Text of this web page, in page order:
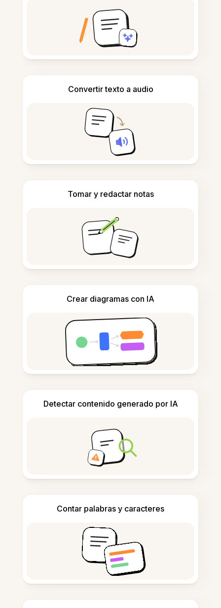
Convertir texto a audio
Tomar y redactar notas
Crear diagramas con IA
Detectar contenido generado por IA
Contar palabras y caracteres